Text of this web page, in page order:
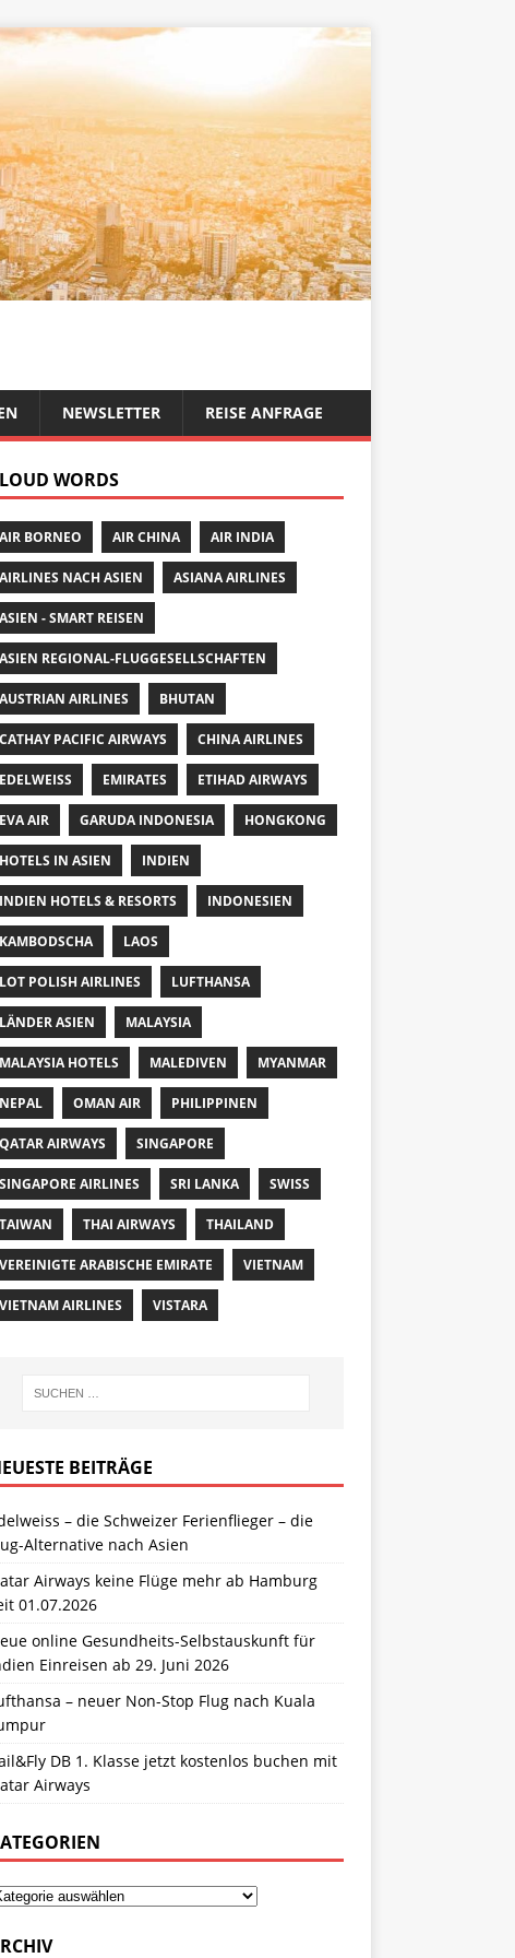
NEWSLETTER REISE ANFRAGE
WORDS
AIR BORNEO AIR CHINA AIR INDIA
AIRLINES NACH ASIEN ASIANA AIRLINES
ASIEN - SMART REISEN
ASIEN REGIONAL-FLUGGESELLSCHAFTEN
AUSTRIAN AIRLINES BHUTAN
CATHAY PACIFIC AIRWAYS CHINA AIRLINES
EDELWEISS EMIRATES ETIHAD AIRWAYS
EVA AIR GARUDA INDONESIA HONGKONG
HOTELS IN ASIEN INDIEN
INDIEN HOTELS & RESORTS INDONESIEN
KAMBODSCHA LAOS
LOT POLISH AIRLINES LUFTHANSA
LÄNDER ASIEN MALAYSIA
MALAYSIA HOTELS MALEDIVEN MYANMAR
NEPAL OMAN AIR PHILIPPINEN
QATAR AIRWAYS SINGAPORE
SINGAPORE AIRLINES SRI LANKA SWISS
TAIWAN THAI AIRWAYS THAILAND
VEREINIGTE ARABISCHE EMIRATE VIETNAM
VIETNAM AIRLINES VISTARA
BEITRÄGE
– die Schweizer Ferienflieger – die
Alternative nach Asien
Airways keine Flüge mehr ab Hamburg
01.07.2026
online Gesundheits-Selbstauskunft für
Einreisen ab 29. Juni 2026
– neuer Non-Stop Flug nach Kuala
DB 1. Klasse jetzt kostenlos buchen mit
Airways